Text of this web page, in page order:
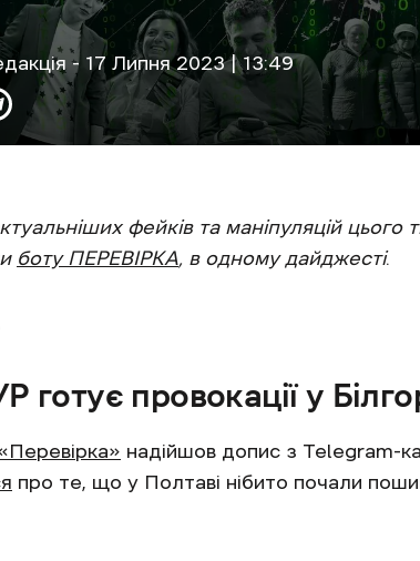
- 17 Липня 2023 | 13:49
фейків та маніпуляцій цього
боту ПЕРЕВІРКА, в одному дайджесті.
готує провокації у
надійшов допис з Telegram-
про те, що у Полтаві нібито почали